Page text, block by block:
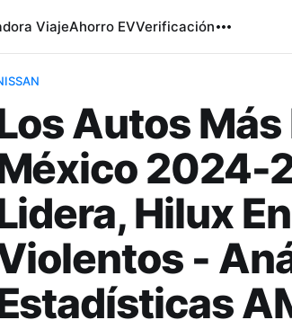
ViajeAhorro EVVerificación
Autos
2024-
Hilux
-